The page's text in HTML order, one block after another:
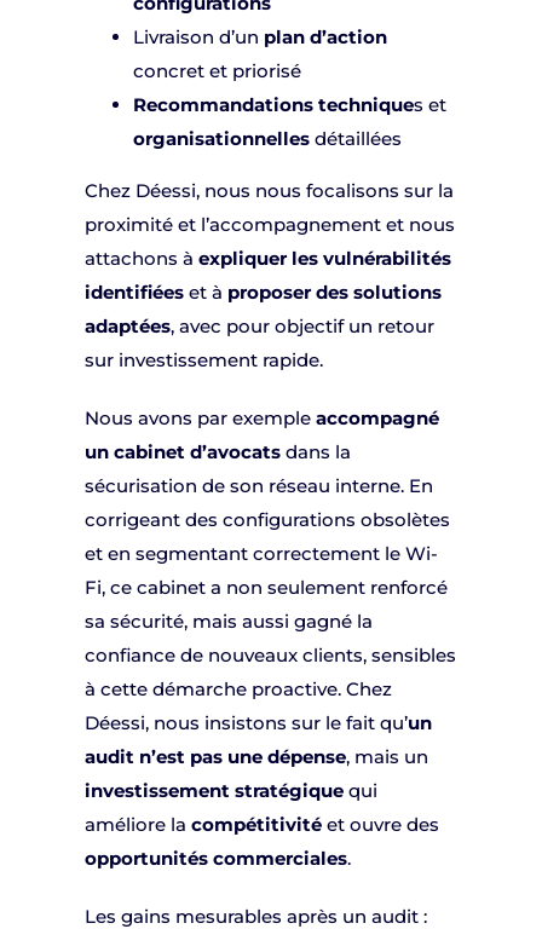
Livraison d’un plan d’action
concret et priorisé
Recommandations techniques et
organisationnellesdétaillées
Chez Déessi, nous nous focalisons sur la
proximité et l’accompagnement et nous
attachons à expliquer les vulnérabilités
identifiéeset à proposer des solutions
adaptées, avec pour objectif un retour
sur investissement rapide.
Nous avons par exemple accompagné
un cabinet d’avocatsdans la
sécurisation de son réseau interne. En
corrigeant des configurations obsolètes
et en segmentant correctement le Wi-
Fi, ce cabinet a non seulement renforcé
sa sécurité, mais aussi gagné la
confiance de nouveaux clients, sensibles
à cette démarche proactive. Chez
Déessi, nous insistons sur le fait qu’un
audit n’est pas une dépense, mais un
investissement stratégiquequi
améliore la compétitivitéet ouvre des
opportunités commerciales.
Les gains mesurables après un audit :